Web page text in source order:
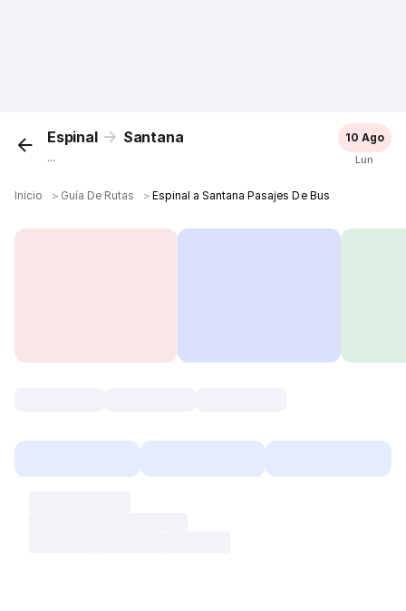
Espinal Santana
...
10 Ago
Lun
Inicio ＞ Guía De Rutas ＞Espinal a Santana Pasajes De Bus